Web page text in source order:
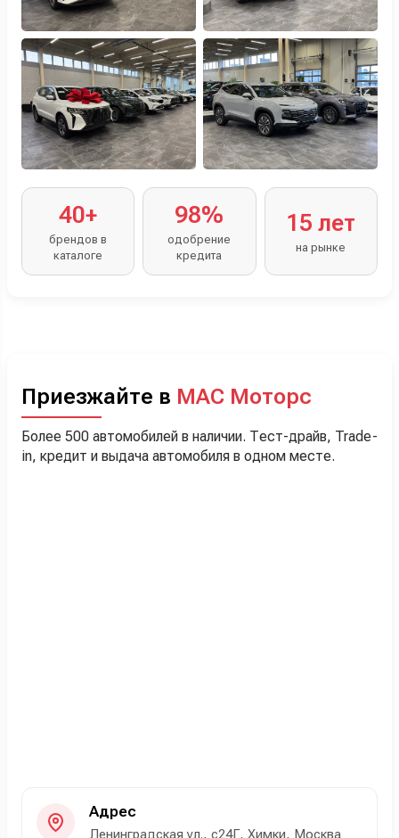
40+
брендов в
каталоге
98%
одобрение
кредита
15 лет
на рынке
Приезжайте в МАС Моторс
Более 500 автомобилей в наличии. Тест-драйв, Trade-
in, кредит и выдача автомобиля в одном месте.
Адрес
Ленинградская ул., с24Г, Химки, Москва